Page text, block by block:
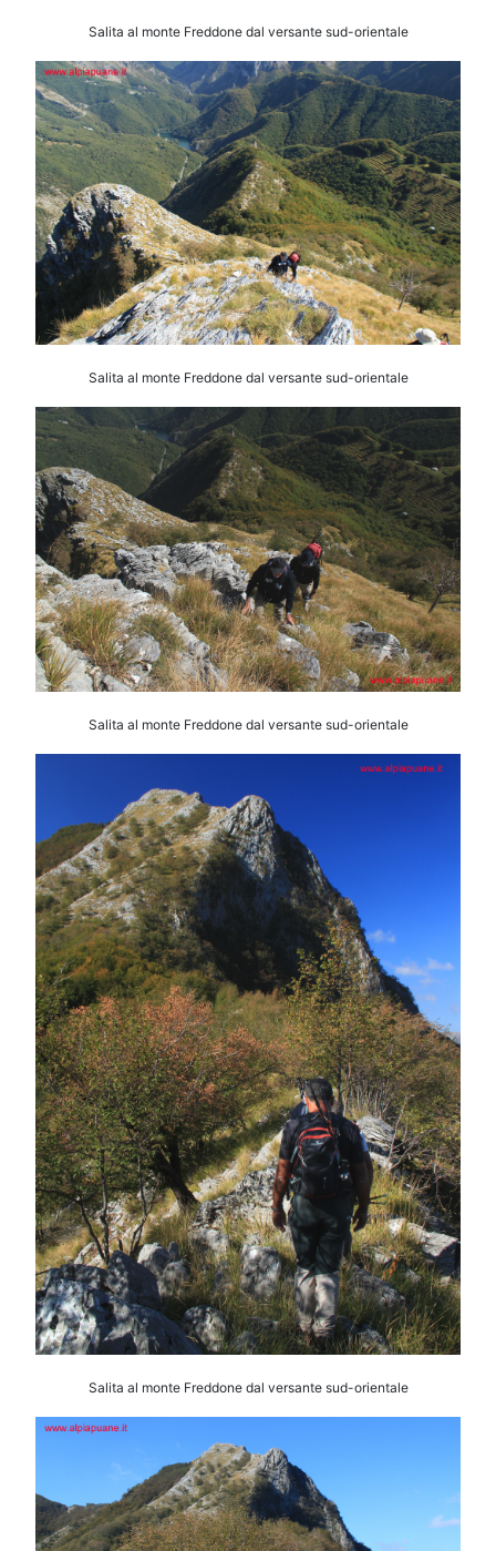
Salita al monte Freddone dal versante sud-orientale
Salita al monte Freddone dal versante sud-orientale
Salita al monte Freddone dal versante sud-orientale
Salita al monte Freddone dal versante sud-orientale